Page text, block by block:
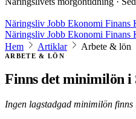
Näringsliv Jobb Ekonomi Finans
Näringsliv Jobb Ekonomi Finans
Hem
Artiklar Arbete & lön
ARBETE & LÖN
Finns det minimilön i
Ingen lagstadgad minimilön finns